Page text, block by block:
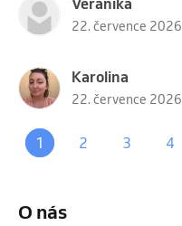
22. července 2026
Karolina
22. července 2026
1 2 3 4
O nás